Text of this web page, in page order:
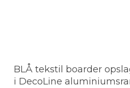
BLÅ tekstil boarder
i DecoLine